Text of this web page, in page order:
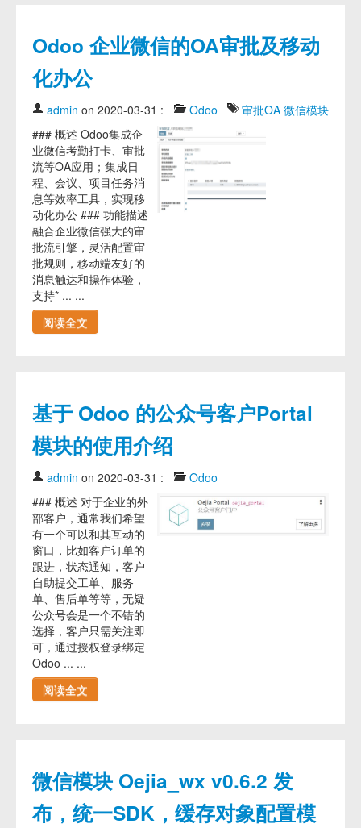
Odoo 企业微信的OA审批及移动
化办公
admin on 2020-03-31 : Odoo 审批OA 微信模块
### 概述 Odoo集成企
业微信考勤打卡、审批
流等OA应用；集成日
程、会议、项目任务消
息等效率工具，实现移
动化办公 ### 功能描述
融合企业微信强大的审
批流引擎，灵活配置审
批规则，移动端友好的
消息触达和操作体验，
支持* ... ...
阅读全文
基于 Odoo 的公众号客户Portal
模块的使用介绍
admin on 2020-03-31 :
Odoo
### 概述 对于企业的外
部客户，通常我们希望
有一个可以和其互动的
窗口，比如客户订单的
跟进，状态通知，客户
自助提交工单、服务
单、售后单等等，无疑
公众号会是一个不错的
选择，客户只需关注即
可，通过授权登录绑定
Odoo ... ...
阅读全文
微信模块 Oejia_wx v0.6.2 发
布，统一SDK，缓存对象配置模